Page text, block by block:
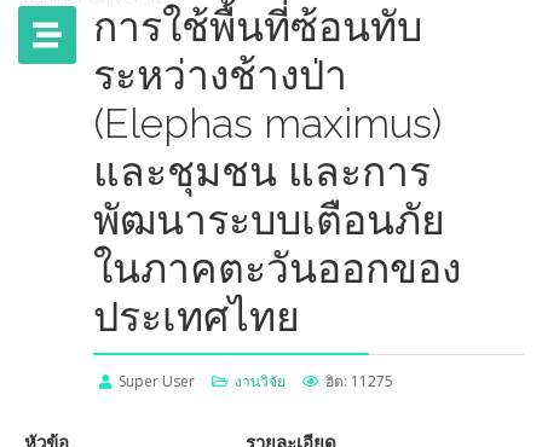
การใช้พื้นที่ซ้อนทับ
ระหว่างช้างป่า
(Elephas maximus)
และชุมชน และการ
พัฒนาระบบเตือนภัย
ในภาคตะวันออกของ
ประเทศไทย
Super User งานวิจัย ฮิต: 11275
หัวข้อ รายละเอียด